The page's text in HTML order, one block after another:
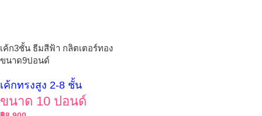
เค้ก3ชั้น ธีมสีฟ้า กลิตเตอร์ทอง
ขนาด9ปอนด์
เค้กทรงสูง 2-8 ชั้น
ขนาด 10 ปอนด์